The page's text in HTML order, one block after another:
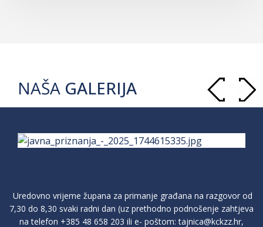
NAŠA GALERIJA
Uredovno vrijeme župana za primanje građana na razgovor od
7,30 do 8,30 svaki radni dan (uz prethodno podnošenje zahtjeva
na telefon +385 48 658 203 ili e- poštom:tajnica@kckzz.hr,